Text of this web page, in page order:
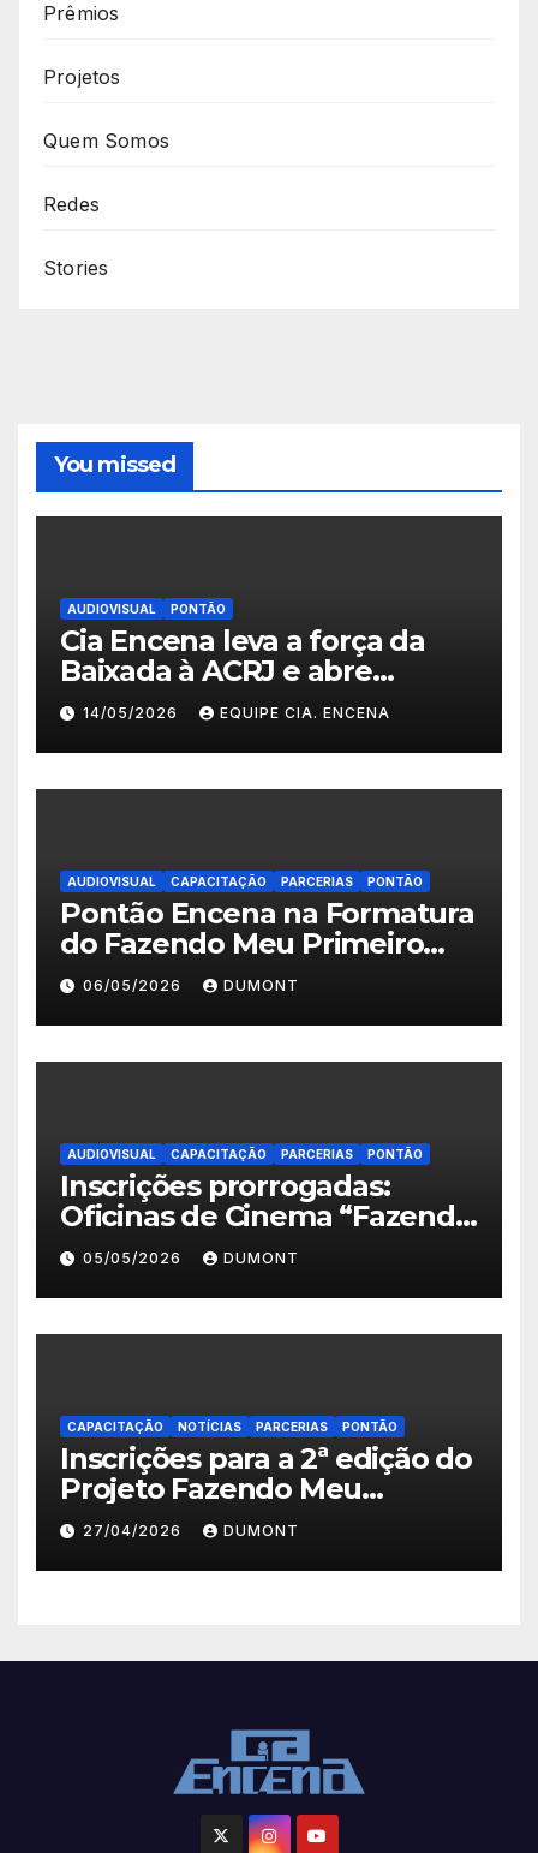
Prêmios
Projetos
Quem Somos
Redes
Stories
You missed
AUDIOVISUAL PONTÃO
Cia Encena leva a força da
Baixada à ACRJ e abre
inscrições para a 2ª turma do
Fazendo Meu Primeiro Filme”
em Nova Iguaçu
14/05/2026 EQUIPE CIA. ENCENA
AUDIOVISUAL CAPACITAÇÃO PARCERIAS PONTÃO
Pontão Encena na Formatura
do Fazendo Meu Primeiro
Filme no Degase Belford
Roxo e reforça as inscrições
abertas em Nova Iguaçu
06/05/2026 DUMONT
AUDIOVISUAL CAPACITAÇÃO PARCERIAS PONTÃO
Inscrições prorrogadas:
Oficinas de Cinema “Fazendo
Meu Primeiro Filme” em
Nova Iguaçu seguem abertas
até 11 de maio
05/05/2026 DUMONT
CAPACITAÇÃO NOTÍCIAS PARCERIAS PONTÃO
Inscrições para a 2ª edição do
Projeto Fazendo Meu
Primeiro Filme em Nova
Iguaçu
27/04/2026 DUMONT